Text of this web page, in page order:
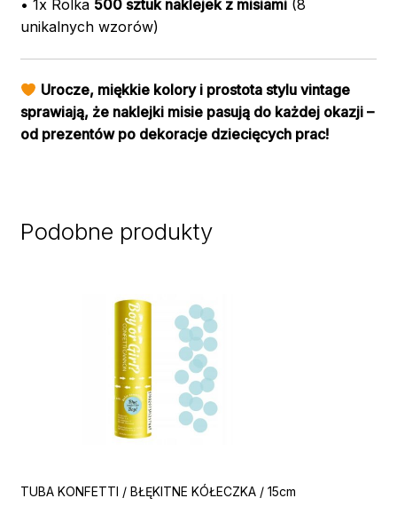
• 1x Rolka 500 sztuk naklejek z misiami(8
unikalnych wzorów)
Urocze, miękkie kolory i prostota stylu vintage
sprawiają, że naklejki misie pasują do każdej okazji –
od prezentów po dekoracje dziecięcych prac!
Podobne produkty
TUBA KONFETTI / BŁĘKITNE KÓŁECZKA / 15cm